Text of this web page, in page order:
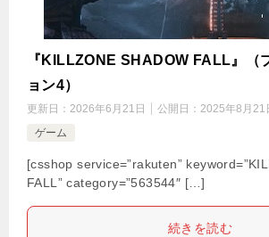
『KILLZONE SHADOW FALL』（
ョン4）
更新日： 2026年6月21日 公開日： 2025年8月21
ゲーム
[csshop service=”rakuten”
FALL” category=”563544″ […]
続きを読む